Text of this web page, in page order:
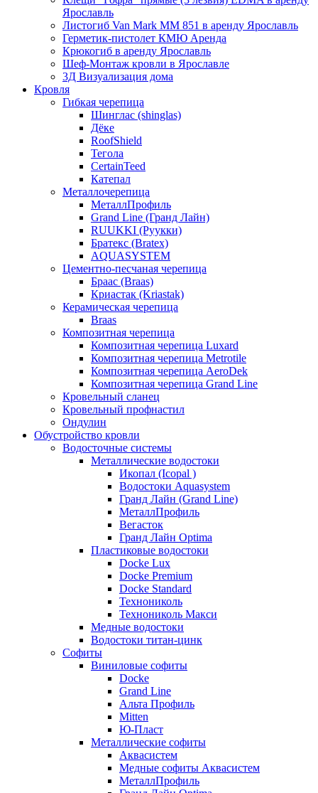
Ярославль
Листогиб Van Mark MM 851 в аренду Ярославль
Герметик-пистолет КМЮ Аренда
Крюкогиб в аренду Ярославль
Шеф-Монтаж кровли в Ярославле
3Д Визуализация дома
Кровля
Гибкая черепица
Шинглас (shinglas)
Дёке
RoofShield
Тегола
CertainTeed
Катепал
Металлочерепица
МеталлПрофиль
Grand Line (Гранд Лайн)
RUUKKI (Руукки)
Братекс (Bratex)
AQUASYSTEM
Цементно-песчаная черепица
Браас (Braas)
Криастак (Kriastak)
Керамическая черепица
Braas
Композитная черепица
Композитная черепица Luxard
Композитная черепица Metrotile
Композитная черепица AeroDek
Композитная черепица Grand Line
Кровельный сланец
Кровельный профнастил
Ондулин
Обустройство кровли
Водосточные системы
Металлические водостоки
Икопал (Icopal )
Водостоки Aquasystem
Гранд Лайн (Grand Line)
МеталлПрофиль
Вегасток
Гранд Лайн Optima
Пластиковые водостоки
Docke Lux
Docke Premium
Docke Standard
Технониколь
Технониколь Макси
Медные водостоки
Водостоки титан-цинк
Софиты
Виниловые софиты
Docke
Grand Line
Альта Профиль
Mitten
Ю-Пласт
Металлические софиты
Аквасистем
Медные софиты Аквасистем
МеталлПрофиль